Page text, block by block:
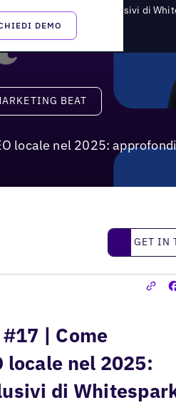
DEMO
approfondimenti esclusivi di
Local Marketing Beat
BEAT
locale nel 2025:
Get inGET IN
| Come
locale nel 2025:
di